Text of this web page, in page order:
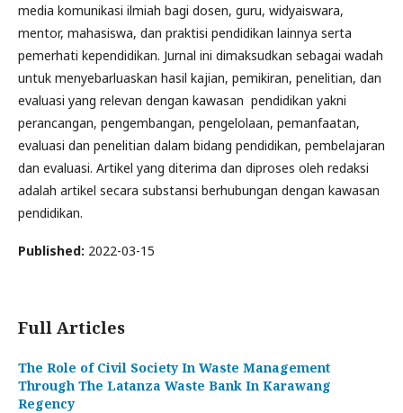
media komunikasi ilmiah bagi dosen, guru, widyaiswara,
mentor, mahasiswa, dan praktisi pendidikan lainnya serta
pemerhati kependidikan. Jurnal ini dimaksudkan sebagai wadah
untuk menyebarluaskan hasil kajian, pemikiran, penelitian, dan
evaluasi yang relevan dengan kawasan pendidikan yakni
perancangan, pengembangan, pengelolaan, pemanfaatan,
evaluasi dan penelitian dalam bidang pendidikan, pembelajaran
dan evaluasi. Artikel yang diterima dan diproses oleh redaksi
adalah artikel secara substansi berhubungan dengan kawasan
pendidikan.
Published: 2022-03-15
Full Articles
The Role of Civil Society In Waste Management
Through The Latanza Waste Bank In Karawang
Regency